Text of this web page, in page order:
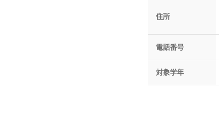
住所
電話番号
対象学年